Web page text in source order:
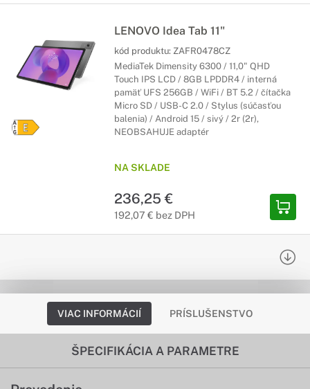
LENOVO Idea Tab 11"
kód produktu: ZAFR0478CZ
MediaTek Dimensity 6300 / 11,0" QHD
Touch IPS LCD / 8GB LPDDR4 / interná
pamäť UFS 256GB / WiFi / BT 5.2 / čítačka
Micro SD / USB-C 2.0 / Stylus (súčasťou
balenia) / Android 15 / sivý / 2r (2r),
NEOBSAHUJE adaptér
NA SKLADE
236,25 €
192,07 € bez DPH
VIAC INFORMÁCIÍ PRÍSLUŠENSTVO
ŠPECIFIKÁCIA A PARAMETRE